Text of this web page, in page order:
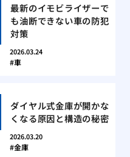
最新のイモビライザーで
も油断できない車の防犯
対策
2026.03.24
車
ダイヤル式金庫が開かな
くなる原因と構造の秘密
2026.03.20
金庫